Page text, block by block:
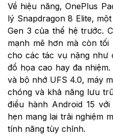
Về hiệu năng, OnePlus
lý Snapdragon 8 Elite,
Gen 3 của thế hệ trước.
mạnh mẽ hơn mà còn
cho các tác vụ nặng như
đồ họa cao hay đa
và bộ nhớ UFS 4.0, máy
chóng và khả năng lưu
điều hành Android 15
hẹn mang lại trải nghiệm
tính năng tùy chỉnh.